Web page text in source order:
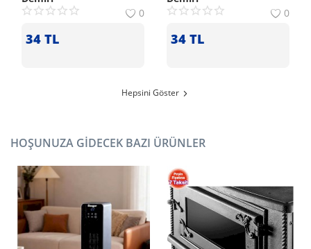
0
34 TL
0
34 TL
Hepsini Göster
HOŞUNUZA GIDECEK BAZI ÜRÜNLER